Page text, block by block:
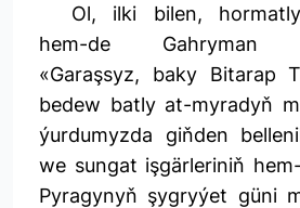
Ol, ilki bilen,
hem-de Gahryman
«Garaşsyz, baky Bitarap
bedew batly at-myradyň
ýurdumyzda giňden
we sungat işgärleriniň
Pyragynyň şygryýet güni